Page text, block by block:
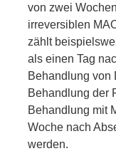
von zwei
irreversiblen
zählt
als einen Tag
Behandlung von
Behandlung der
Behandlung mit
Woche nach
werden.